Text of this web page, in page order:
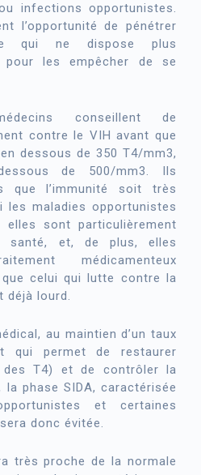
infections opportunistes.
l’opportunité de pénétrer
qui ne dispose plus
les empêcher de se
conseillent de
contre le VIH avant que
dessous de 350 T4/mm3,
de 500/mm3. Ils
que l’immunité soit très
les maladies opportunistes
sont particulièrement
santé, et, de plus, elles
médicamenteux
celui qui lutte contre la
déjà lourd.
au maintien d’un taux
qui permet de restaurer
des T4) et de contrôler la
phase SIDA, caractérisée
et certaines
donc évitée.
très proche de la normale